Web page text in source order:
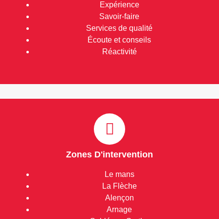
Expérience
Savoir-faire
Services de qualité
Écoute et conseils
Réactivité
Zones D'intervention
Le mans
La Flèche
Alençon
Arnage